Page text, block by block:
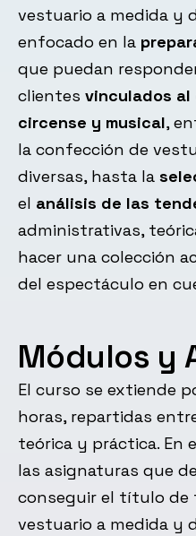
vestuario a medida y
enfocado en la
que puedan
clientes vinculados
circense y musical,
la confección de
diversas, hasta la
el análisis de las
administrativas,
hacer una colección
del espectáculo en
Módulos y
El curso se extiende
horas, repartidas
teórica y práctica. En
las asignaturas que
conseguir el título de
vestuario a medida y